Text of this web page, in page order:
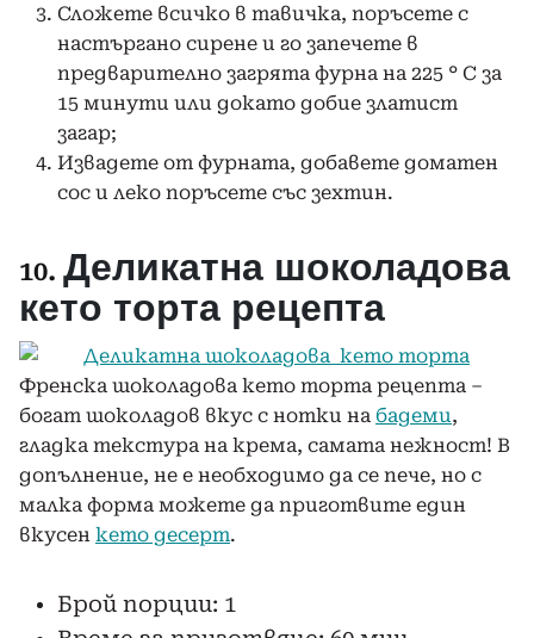
Сложете всичко в тавичка, поръсете с
настъргано сирене и го запечете в
предварително загрята фурна на 225 ° C за
15 минути или докато добие златист
загар;
Извадете от фурната, добавете доматен
сос и леко поръсете със зехтин.
10. Деликатна шоколадова
кето торта рецепта
Френска шоколадова кето торта рецепта –
богат шоколадов вкус с нотки на бадеми,
гладка текстура на крема, самата нежност! В
допълнение, не е необходимо да се пече, но с
малка форма можете да приготвите един
вкусен кето десерт.
Брой порции: 1